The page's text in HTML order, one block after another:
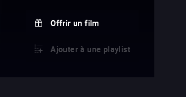
Offrir un film
Ajouter à une playlist